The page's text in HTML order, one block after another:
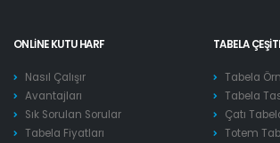
ONLINE KUTU HARF
Nasıl Çalışır
Avantajları
Sık Sorulan Sorular
Tabela Fiyatları
TABELA
Tabela
Tabela
Çatı
Totem